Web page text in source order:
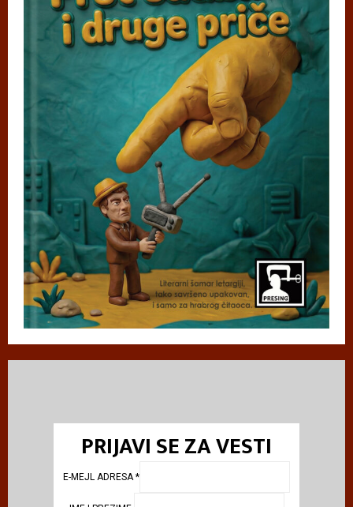
PRIJAVI SE ZA VESTI
E-MEJL ADRESA*